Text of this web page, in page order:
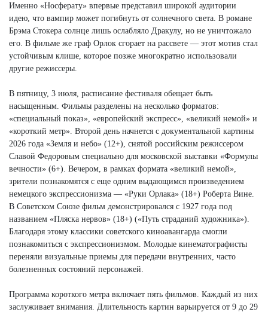
Именно «Носферату» впервые представил широкой аудитории
идею, что вампир может погибнуть от солнечного света. В романе
Брэма Стокера солнце лишь ослабляло Дракулу, но не уничтожало
его. В фильме же граф Орлок сгорает на рассвете — этот мотив стал
устойчивым клише, которое позже многократно использовали
другие режиссеры.
В пятницу, 3 июля, расписание фестиваля обещает быть
насыщенным. Фильмы разделены на несколько форматов:
«специальный показ», «европейский экспресс», «великий немой» и
«короткий метр». Второй день начнется с документальной картины
2026 года «Земля и небо» (12+), снятой российским режиссером
Славой Федоровым специально для московской выставки «Формулы
вечности» (6+). Вечером, в рамках формата «великий немой»,
зрители познакомятся с еще одним выдающимся произведением
немецкого экспрессионизма — «Руки Орлака» (18+) Роберта Вине.
В Советском Союзе фильм демонстрировался с 1927 года под
названием «Пляска нервов» (18+) («Путь страданий художника»).
Благодаря этому классики советского киноавангарда смогли
познакомиться с экспрессионизмом. Молодые кинематографисты
переняли визуальные приемы для передачи внутренних, часто
болезненных состояний персонажей.
Программа короткого метра включает пять фильмов. Каждый из них
заслуживает внимания. Длительность картин варьируется от 9 до 29